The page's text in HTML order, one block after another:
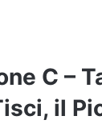
C –
il